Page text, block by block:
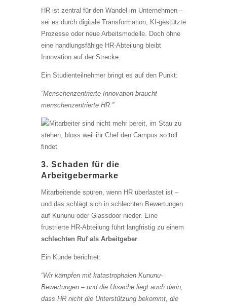
HR ist zentral für den Wandel im Unternehmen –
sei es durch digitale Transformation, KI-gestützte
Prozesse oder neue Arbeitsmodelle. Doch ohne
eine handlungsfähige HR-Abteilung bleibt
Innovation auf der Strecke.
Ein Studienteilnehmer bringt es auf den Punkt:
“Menschenzentrierte Innovation braucht
menschenzentrierte HR.”
3. Schaden für die
Arbeitgebermarke
Mitarbeitende spüren, wenn HR überlastet ist –
und das schlägt sich in schlechten Bewertungen
auf Kununu oder Glassdoor nieder. Eine
frustrierte HR-Abteilung führt langfristig zu einem
schlechten Ruf als Arbeitgeber.
Ein Kunde berichtet:
“Wir kämpfen mit katastrophalen Kununu-
Bewertungen – und die Ursache liegt auch darin,
dass HR nicht die Unterstützung bekommt, die